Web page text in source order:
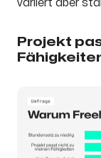
variiert aber
Projekt